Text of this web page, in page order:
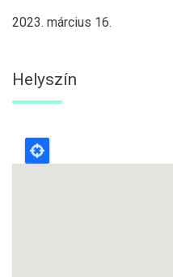
2023. március 16.
Helyszín